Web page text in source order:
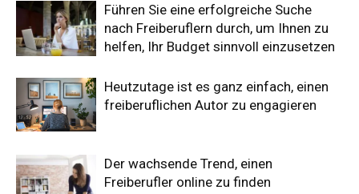
Führen Sie eine erfolgreiche Suche
nach Freiberuflern durch, um Ihnen zu
helfen, Ihr Budget sinnvoll einzusetzen
Heutzutage ist es ganz einfach, einen
freiberuflichen Autor zu engagieren
Der wachsende Trend, einen
Freiberufler online zu finden